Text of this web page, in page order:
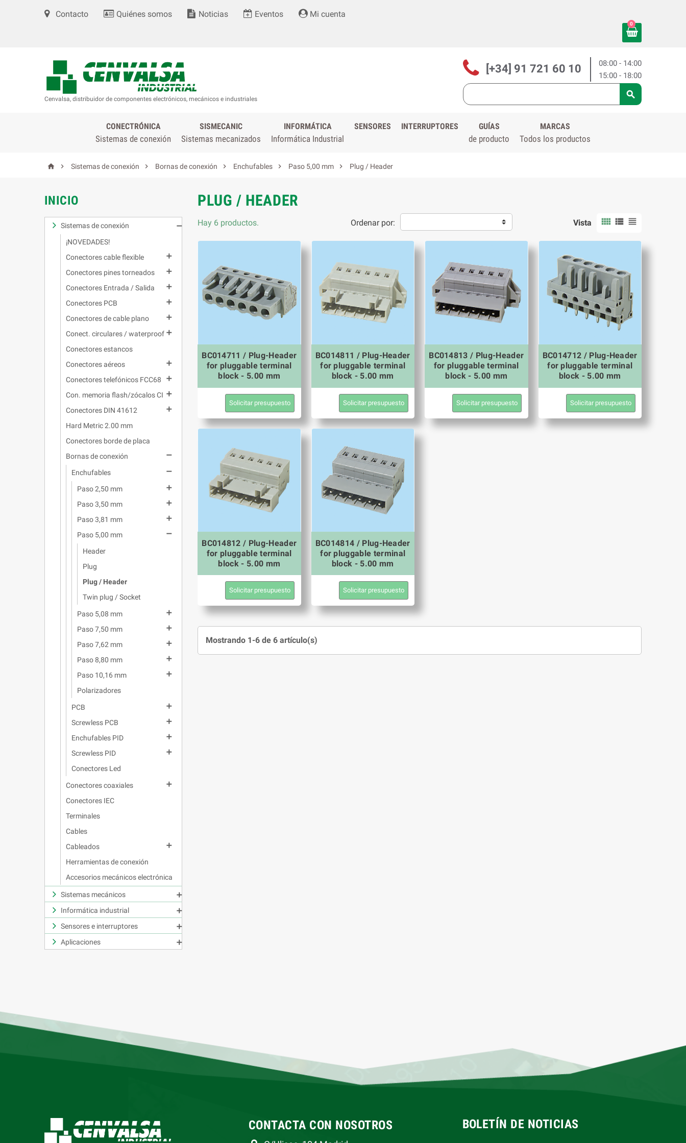
Contacto Quiénes somos Noticias Eventos Mi cuenta
0
Cenvalsa, distribuidor de componentes electrónicos, mecánicos e industriales
08:00 - 14:00
15:00 - 18:00
[+34] 91 721 60 10

CONECTRÓNICA
Sistemas de conexión
SISMECANIC
Sistemas mecanizados
INFORMÁTICA
Informática Industrial
SENSORES INTERRUPTORES GUÍAS
de producto
MARCAS
Todos los productos
  Sistemas de conexión  Bornas de conexión  Enchufables  Paso 5,00 mm  Plug / Header
INICIO
Sistemas de conexión

¡NOVEDADES!
Conectores cable flexible

Conectores pines torneados

Conectores Entrada / Salida

Conectores PCB

Conectores de cable plano

Conect. circulares / waterproof 
Conectores estancos
Conectores aéreos

Conectores telefónicos FCC68

Con. memoria flash/zócalos CI 
Conectores DIN 41612

Hard Metric 2.00 mm
Conectores borde de placa
Bornas de conexión

Enchufables 
Paso 2,50 mm

Paso 3,50 mm

Paso 3,81 mm

Paso 5,00 mm

Header
Plug
Plug / Header
Twin plug / Socket
Paso 5,08 mm

Paso 7,50 mm

Paso 7,62 mm

Paso 8,80 mm

Paso 10,16 mm

Polarizadores
PCB

Screwless PCB

Enchufables PID

Screwless PID

Conectores Led
Conectores coaxiales

Conectores IEC
Terminales
Cables
Cableados

Herramientas de conexión
Accesorios mecánicos electrónica
Sistemas mecánicos

Informática industrial

Sensores e interruptores

Aplicaciones

PLUG / HEADER
Hay 6 productos. Ordenar por: Vista   
BC014711 / Plug-Header
for pluggable terminal
block - 5.00 mm
Solicitar presupuesto
BC014811 / Plug-Header
for pluggable terminal
block - 5.00 mm
Solicitar presupuesto
BC014813 / Plug-Header
for pluggable terminal
block - 5.00 mm
Solicitar presupuesto
BC014712 / Plug-Header
for pluggable terminal
block - 5.00 mm
Solicitar presupuesto
BC014812 / Plug-Header
for pluggable terminal
block - 5.00 mm
Solicitar presupuesto
BC014814 / Plug-Header
for pluggable terminal
block - 5.00 mm
Solicitar presupuesto
Mostrando 1-6 de 6 artículo(s)
CONTACTA CON NOSOTROS BOLETÍN DE NOTICIAS